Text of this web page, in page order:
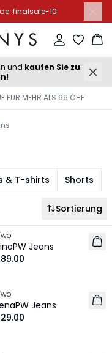
finalsale-10
Einloggen
und kaufen Sie zu
FÜR MEHR ALS 69 CHF
& T-shirts Shorts
Sortierung
Jeans
Jeans